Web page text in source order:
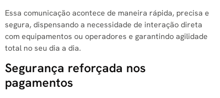
Essa comunicação acontece de maneira rápida, precisa e
segura, dispensando a necessidade de interação direta
com equipamentos ou operadores e garantindo agilidade
total no seu dia a dia.
Segurança reforçada nos
pagamentos